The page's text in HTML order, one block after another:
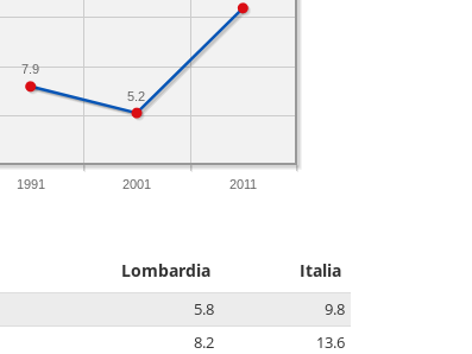
1991 2001 2011
5.2
7.9
Lombardia Italia
5.8
9.8
8.2
13.6